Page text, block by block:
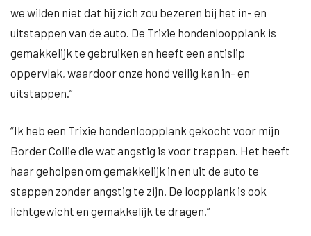
we wilden niet dat hij zich zou bezeren bij het in- en
uitstappen van de auto. De Trixie hondenloopplank is
gemakkelijk te gebruiken en heeft een antislip
oppervlak, waardoor onze hond veilig kan in- en
uitstappen.”
“Ik heb een Trixie hondenloopplank gekocht voor mijn
Border Collie die wat angstig is voor trappen. Het heeft
haar geholpen om gemakkelijk in en uit de auto te
stappen zonder angstig te zijn. De loopplank is ook
lichtgewicht en gemakkelijk te dragen.”